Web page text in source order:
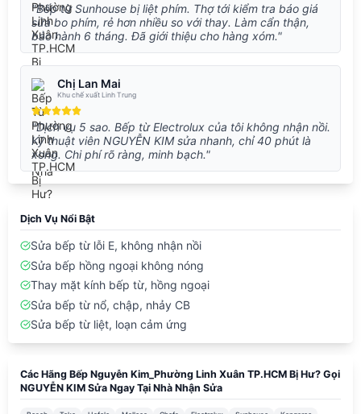
"Bếp từ Sunhouse bị liệt phím. Thợ tới kiểm tra báo giá
sửa bo phím, rẻ hơn nhiều so với thay. Làm cẩn thận,
bảo hành 6 tháng. Đã giới thiệu cho hàng xóm."
Chị Lan Mai
Khu chế xuất Linh Trung
"Dịch vụ 5 sao. Bếp từ Electrolux của tôi không nhận nồi.
Kỹ thuật viên NGUYỄN KIM sửa nhanh, chỉ 40 phút là
xong. Chi phí rõ ràng, minh bạch."
Dịch Vụ Nổi Bật
Sửa bếp từ lỗi E, không nhận nồi
Sửa bếp hồng ngoại không nóng
Thay mặt kính bếp từ, hồng ngoại
Sửa bếp từ nổ, chập, nhảy CB
Sửa bếp từ liệt, loạn cảm ứng
Các Hãng Bếp Nguyễn Kim_Phường Linh Xuân TP.HCM Bị Hư? Gọi
NGUYỄN KIM Sửa Ngay Tại Nhà Nhận Sửa